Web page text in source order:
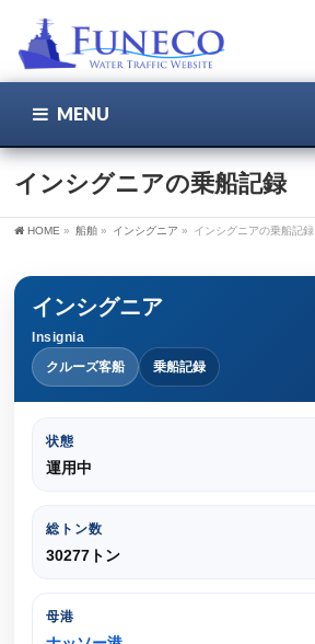
MENU
インシグニアの乗船記録
HOME » 船舶 » インシグニア » インシグニアの乗船記録
インシグニア
Insignia
クルーズ客船
乗船記録
状態
運用中
総トン数
30277トン
母港
ユーザー名 / メール
ログイン状態を保持
新規登録